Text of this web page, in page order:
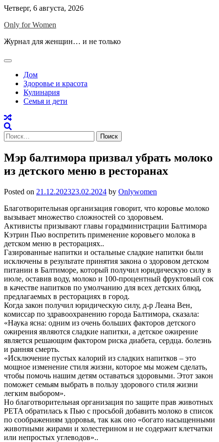
Skip
content
Четверг, 6 августа, 2026
Only for Women
Журнал для женщин… и не только
Дом
Здоровье и красота
Кулинария
Семья и дети
Найти:
Мэр балтимора призвал убрать молоко
из детского меню в ресторанах
Posted on 21.12.202323.02.2024 by Onlywomen
Благотворительная организация говорит, что коровье молоко
вызывает множество сложностей со здоровьем.
Активисты призывают главы горадминистрации Балтимора
Кэтрин Пью воспретить применение коровьего молока в
детском меню в ресторациях..
Газированные напитки и остальные сладкие напитки были
исключены в результате принятия закона о здоровом детском
питании в Балтиморе, который получил юридическую силу в
июле, оставив воду, молоко и 100-процентный фруктовый сок
в качестве напитков по умолчанию для всех детских блюд,
предлагаемых в ресторациях в город.
Когда закон получил юридическую силу, д-р Леана Вен,
комиссар по здравоохранению города Балтимора, сказала:
«Наука ясна: одним из очень больших факторов детского
ожирения являются сладкие напитки, а детское ожирение
является решающим фактором риска диабета, сердца. болезнь
и ранняя смерть.
«Исключение пустых калорий из сладких напитков – это
мощное изменение стиля жизни, которое мы можем сделать,
чтобы помочь нашим детям оставаться здоровыми. Этот закон
поможет семьям выбрать в пользу здорового стиля жизни
легким выбором».
Но благотворительная организация по защите прав животных
PETA обратилась к Пью с просьбой добавить молоко в список
по соображениям здоровья, так как оно «богато насыщенными
животными жирами и холестерином и не содержит клетчатки
или непростых углеводов»..